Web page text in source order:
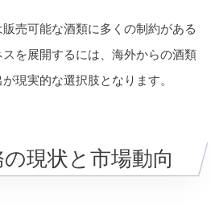
売可能な酒類に多くの制約がある
を展開するには、海外からの酒類
現実的な選択肢となります。
現状と市場動向